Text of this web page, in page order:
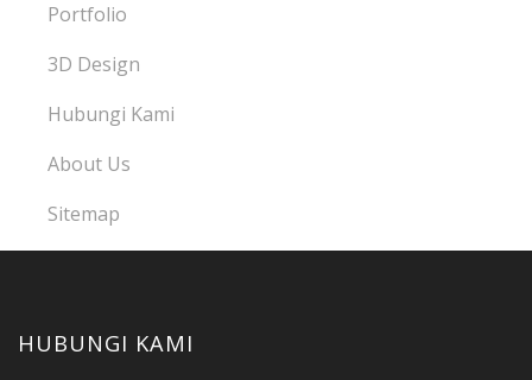
Portfolio
3D Design
Hubungi Kami
About Us
Sitemap
HUBUNGI KAMI